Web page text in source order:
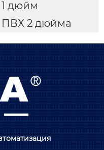
дюйм
ПВХ 2 дюйма